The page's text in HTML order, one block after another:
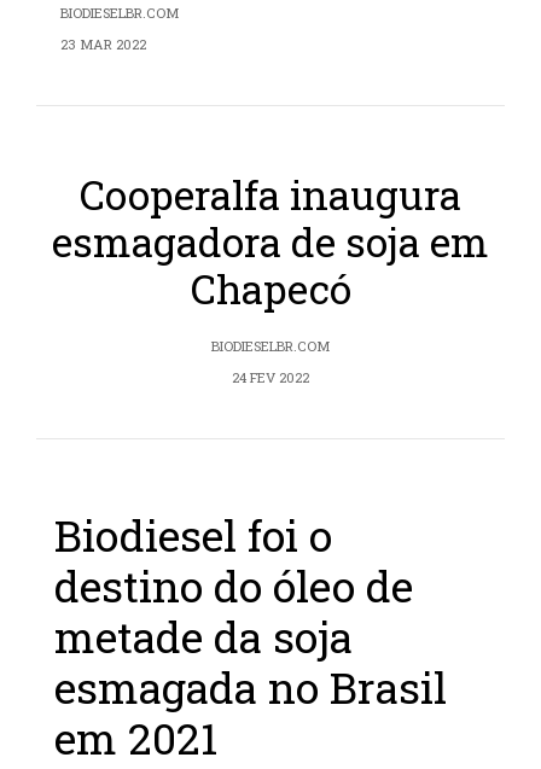
BIODIESELBR.COM
23 MAR 2022
Cooperalfa inaugura
esmagadora de soja em
Chapecó
BIODIESELBR.COM
24 FEV 2022
Biodiesel foi o
destino do óleo de
metade da soja
esmagada no Brasil
em 2021